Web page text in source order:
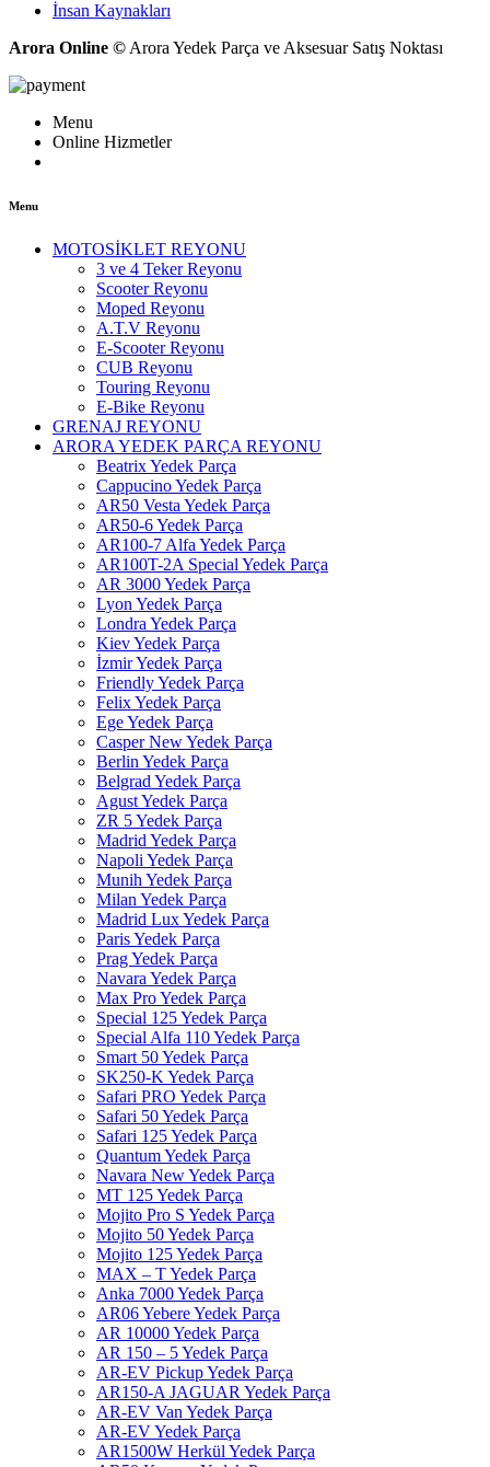
İnsan Kaynakları
Arora Online © Arora Yedek Parça ve Aksesuar Satış Noktası
Menu
Online Hizmetler
Menu
MOTOSİKLET REYONU
3 ve 4 Teker Reyonu
Scooter Reyonu
Moped Reyonu
A.T.V Reyonu
E-Scooter Reyonu
CUB Reyonu
Touring Reyonu
E-Bike Reyonu
GRENAJ REYONU
ARORA YEDEK PARÇA REYONU
Beatrix Yedek Parça
Cappucino Yedek Parça
AR50 Vesta Yedek Parça
AR50-6 Yedek Parça
AR100-7 Alfa Yedek Parça
AR100T-2A Special Yedek Parça
AR 3000 Yedek Parça
Lyon Yedek Parça
Londra Yedek Parça
Kiev Yedek Parça
İzmir Yedek Parça
Friendly Yedek Parça
Felix Yedek Parça
Ege Yedek Parça
Casper New Yedek Parça
Berlin Yedek Parça
Belgrad Yedek Parça
Agust Yedek Parça
ZR 5 Yedek Parça
Madrid Yedek Parça
Napoli Yedek Parça
Munih Yedek Parça
Milan Yedek Parça
Madrid Lux Yedek Parça
Paris Yedek Parça
Prag Yedek Parça
Navara Yedek Parça
Max Pro Yedek Parça
Special 125 Yedek Parça
Special Alfa 110 Yedek Parça
Smart 50 Yedek Parça
SK250-K Yedek Parça
Safari PRO Yedek Parça
Safari 50 Yedek Parça
Safari 125 Yedek Parça
Quantum Yedek Parça
Navara New Yedek Parça
MT 125 Yedek Parça
Mojito Pro S Yedek Parça
Mojito 50 Yedek Parça
Mojito 125 Yedek Parça
MAX – T Yedek Parça
Anka 7000 Yedek Parça
AR06 Yebere Yedek Parça
AR 10000 Yedek Parça
AR 150 – 5 Yedek Parça
AR-EV Pickup Yedek Parça
AR150-A JAGUAR Yedek Parça
AR-EV Van Yedek Parça
AR-EV Yedek Parça
AR1500W Herkül Yedek Parça